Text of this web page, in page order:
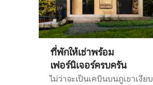
ที่พักให้เช่าพร้อม
เฟอร์นิเจอร์ครบครัน
ไม่ว่าจะเป็นเคบินบนภูเขาเงียบ